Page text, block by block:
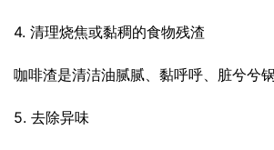
4. 清理烧焦或黏稠的食物残渣
咖啡渣是清洁油腻腻、黏呼呼、脏兮兮
5. 去除异味